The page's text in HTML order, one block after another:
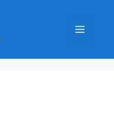
Menu